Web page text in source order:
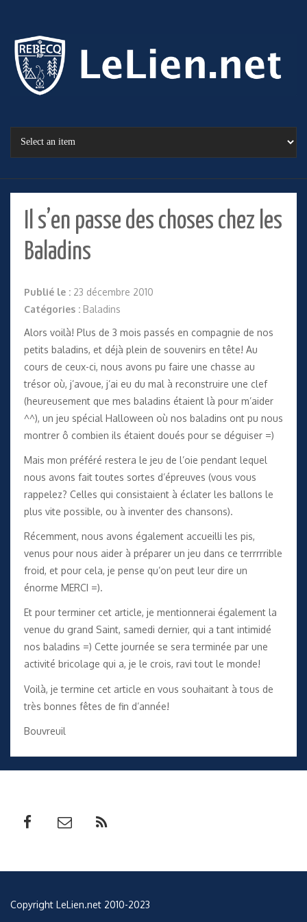
Il s’en passe des choses chez les
Baladins
Publié le : 23 décembre 2010
Catégories : Baladins
Alors voilà! Plus de 3 mois passés en compagnie de nos
petits baladins, et déjà plein de souvenirs en tête! Au
cours de ceux-ci, nous avons pu faire une chasse au
trésor où, j’avoue, j’ai eu du mal à reconstruire une clef
(heureusement que mes baladins étaient là pour m’aider
^^), un jeu spécial Halloween où nos baladins ont pu nous
montrer ô combien ils étaient doués pour se déguiser =)
Mais mon préféré restera le jeu de l’oie pendant lequel
nous avons fait toutes sortes d’épreuves (vous vous
rappelez? Celles qui consistaient à éclater les ballons le
plus vite possible, ou à inventer des chansons).
Récemment, nous avons également accueilli les pis,
venus pour nous aider à préparer un jeu dans ce terrrrrible
froid, et pour cela, je pense qu’on peut leur dire un
énorme MERCI =).
Et pour terminer cet article, je mentionnerai également la
venue du grand Saint, samedi dernier, qui a tant intimidé
nos baladins =) Cette journée se sera terminée par une
activité bricolage qui a, je le crois, ravi tout le monde!
Voilà, je termine cet article en vous souhaitant à tous de
très bonnes fêtes de fin d’année!
Bouvreuil
Copyright LeLien.net 2010-2023